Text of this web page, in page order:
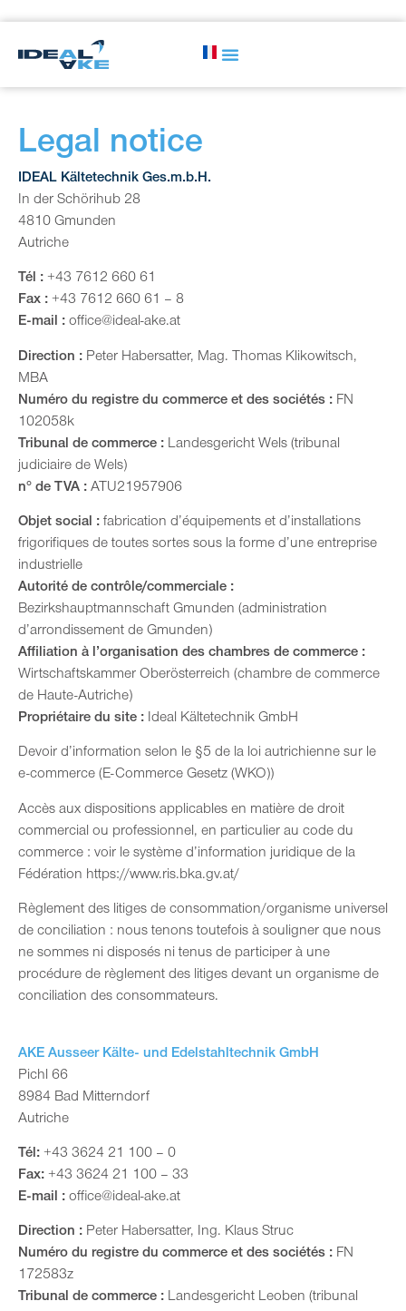
Legal notice
IDEAL Kältetechnik Ges.m.b.H.
In der Schörihub 28
4810 Gmunden
Autriche
Tél : +43 7612 660 61
Fax : +43 7612 660 61 – 8
E-mail : office@ideal-ake.at
Direction : Peter Habersatter, Mag. Thomas Klikowitsch,
MBA
Numéro du registre du commerce et des sociétés : FN
102058k
Tribunal de commerce : Landesgericht Wels (tribunal
judiciaire de Wels)
n° de TVA : ATU21957906
Objet social : fabrication d’équipements et d’installations
frigorifiques de toutes sortes sous la forme d’une entreprise
industrielle
Autorité de contrôle/commerciale :
Bezirkshauptmannschaft Gmunden (administration
d’arrondissement de Gmunden)
Affiliation à l’organisation des chambres de commerce :
Wirtschaftskammer Oberösterreich (chambre de commerce
de Haute-Autriche)
Propriétaire du site : Ideal Kältetechnik GmbH
Devoir d’information selon le §5 de la loi autrichienne sur le
e-commerce (E-Commerce Gesetz (WKO))
Accès aux dispositions applicables en matière de droit
commercial ou professionnel, en particulier au code du
commerce : voir le système d’information juridique de la
Fédération https://www.ris.bka.gv.at/
Règlement des litiges de consommation/organisme universel
de conciliation : nous tenons toutefois à souligner que nous
ne sommes ni disposés ni tenus de participer à une
procédure de règlement des litiges devant un organisme de
conciliation des consommateurs.
AKE Ausseer Kälte- und Edelstahltechnik GmbH
Pichl 66
8984 Bad Mitterndorf
Autriche
Tél: +43 3624 21 100 – 0
Fax: +43 3624 21 100 – 33
E-mail : office@ideal-ake.at
Direction : Peter Habersatter, Ing. Klaus Struc
Numéro du registre du commerce et des sociétés : FN
172583z
Tribunal de commerce : Landesgericht Leoben (tribunal